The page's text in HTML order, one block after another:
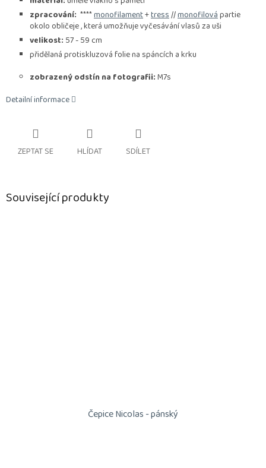
zpracování: ****monofilament+tress//monofilovápartie
okolo obličeje , která umožňuje vyčesávání vlasů za uši
velikost: 57 - 59 cm
přidělaná protiskluzová folie na spáncích a krku
zobrazený odstín na fotografii:M7s
Detailní informace
ZEPTAT SE HLÍDAT SDÍLET
Související produkty
Čepice Nicolas - pánský